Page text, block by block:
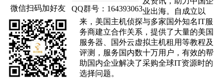
微信扫码加好友 QQ群号：164393063业出海。自成立以
来，美国主机侦探与多家国外知名IT服
务商建立合作关系，提供了大量的美国
服务器、国外云虚拟主机租用等教程及
评测，服务国内数十万用户，有效的帮
助国内企业解决了采购全球IT资源时的
选择问题。